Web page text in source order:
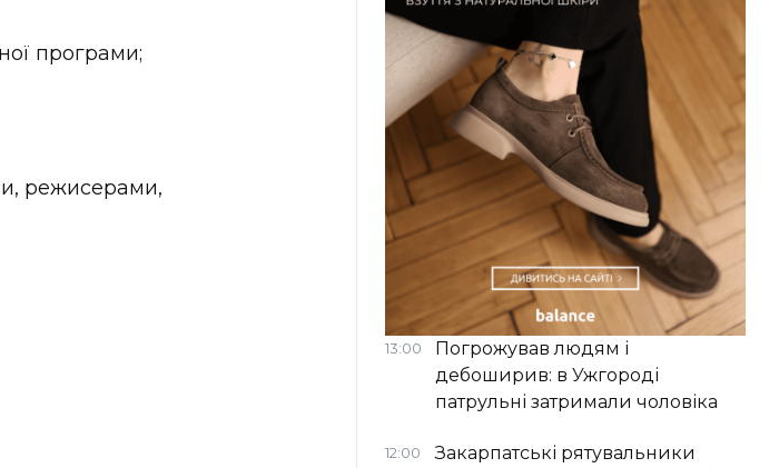
програми;
режисерами,
13:00
Погрожував людям і
дебоширив: в Ужгороді
патрульні затримали чоловіка
12:00
Закарпатські рятувальники